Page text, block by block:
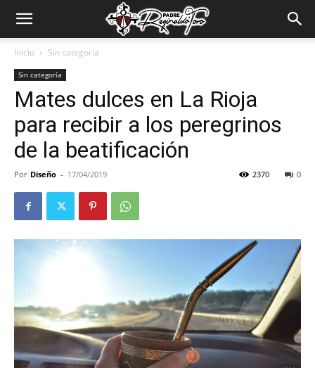
Padre
Reginaldo
Toro
Inicio Sin categoría
Sin categoría
Mates dulces en La Rioja
para recibir a los peregrinos
de la beatificación
Por Diseño - 17/04/2019 0
2370